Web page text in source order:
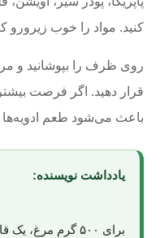
کنید. مواد را خوب زیرورو
قرار دهید. اگر فرصت
باعث می‌شود طعم
یادداشت نویسنده:
برای ۵۰۰ گرم